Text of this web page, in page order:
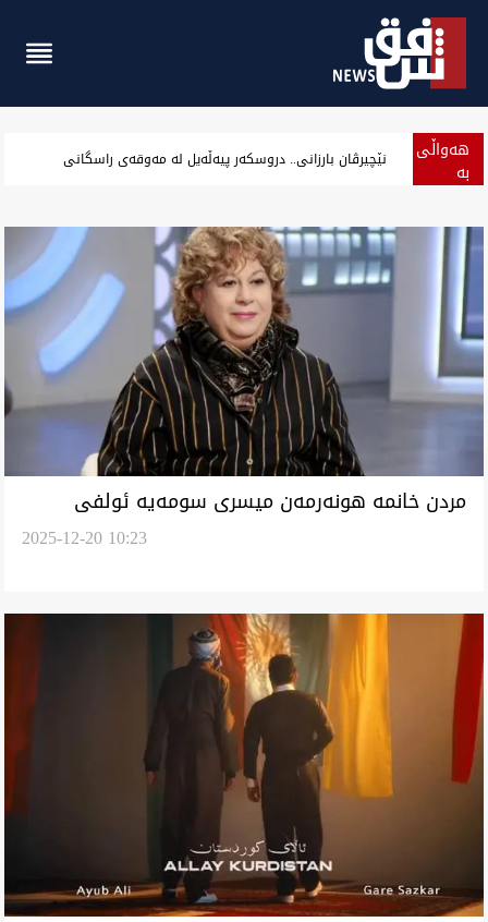
هەواڵی
بە سەرۆک هەرێم کوردستان دووپات گرنگی هازدارکردن پەیوەندییەیل
مردن خانمە هونەرمەن میسری سومەیە ئولفی
2025-12-20 10:23